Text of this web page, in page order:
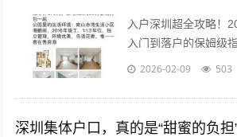
入户深圳超全攻略！
入门到落户的保姆级
名在深圳打拼多年，
2026-02-09 503
深圳集体户口，真的是“甜蜜的负担”